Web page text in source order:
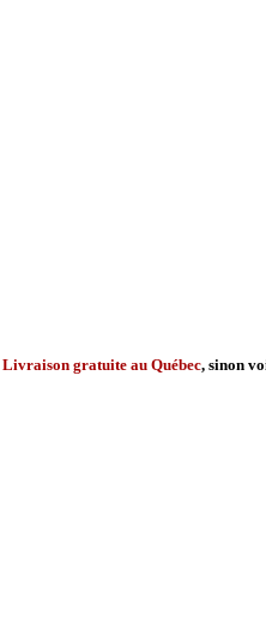
Livraison gratuite au Québec, sinon